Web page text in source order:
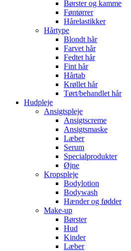
Børster og kamme
Føntørrer
Hårelastikker
Hårtype
Blondt hår
Farvet hår
Fedtet hår
Fint hår
Hårtab
Krøllet hår
Tørt/behandlet hår
Hudpleje
Ansigtspleje
Ansigtscreme
Ansigtsmaske
Læber
Serum
Specialprodukter
Øjne
Kropspleje
Bodylotion
Bodywash
Hænder og fødder
Make-up
Børster
Hud
Kinder
Læber